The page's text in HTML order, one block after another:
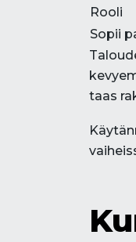
Rooli
Sopii
taas